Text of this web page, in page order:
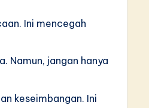
Ini mencegah
Namun, jangan hanya
keseimbangan. Ini